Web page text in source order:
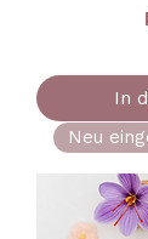
In
Neu